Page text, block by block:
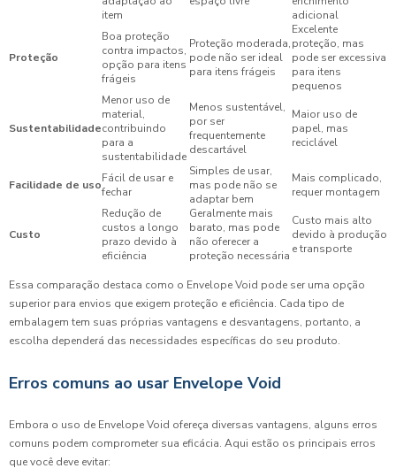
item
adicional
Proteção
Boa proteção
contra impactos,
opção para itens
frágeis
Proteção moderada,
pode não ser ideal
para itens frágeis
Excelente
proteção, mas
pode ser excessiva
para itens
pequenos
Sustentabilidade
Menor uso de
material,
contribuindo
para a
sustentabilidade
Menos sustentável,
por ser
frequentemente
descartável
Maior uso de
papel, mas
reciclável
Facilidade de usoFácil de usar e
fechar
Simples de usar,
mas pode não se
adaptar bem
Mais complicado,
requer montagem
Custo
Redução de
custos a longo
prazo devido à
eficiência
Geralmente mais
barato, mas pode
não oferecer a
proteção necessária
Custo mais alto
devido à produção
e transporte
Essa comparação destaca como o Envelope Void pode ser uma opção
superior para envios que exigem proteção e eficiência. Cada tipo de
embalagem tem suas próprias vantagens e desvantagens, portanto, a
escolha dependerá das necessidades específicas do seu produto.
Erros comuns ao usar Envelope Void
Embora o uso de Envelope Void ofereça diversas vantagens, alguns erros
comuns podem comprometer sua eficácia. Aqui estão os principais erros
que você deve evitar: